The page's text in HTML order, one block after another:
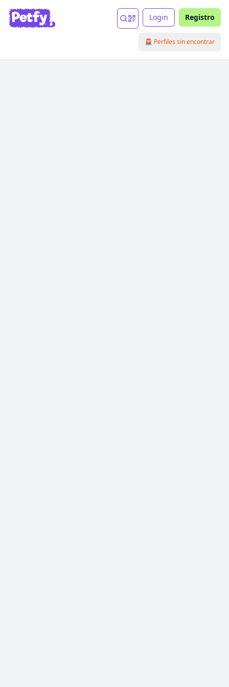
Login Registro
🚨 Perfiles sin encontrar